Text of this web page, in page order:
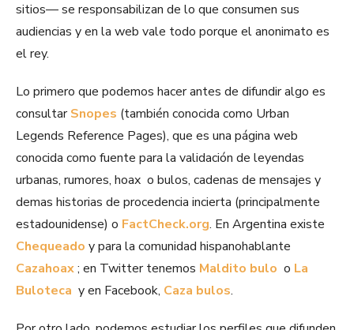
sitios— se responsabilizan de lo que consumen sus
audiencias y en la web vale todo porque el anonimato es
el rey.
Lo primero que podemos hacer antes de difundir algo es
consultarSnopes (también conocida como Urban
Legends Reference Pages), que es una página web
conocida como fuente para la validación de leyendas
urbanas, rumores, hoax o bulos, cadenas de mensajes y
demas historias de procedencia incierta (principalmente
estadounidense) o FactCheck.org. En Argentina existe
Chequeado y para la comunidad hispanohablante
Cazahoax; en Twitter tenemos Maldito bulo o La
Buloteca y en Facebook, Caza bulos.